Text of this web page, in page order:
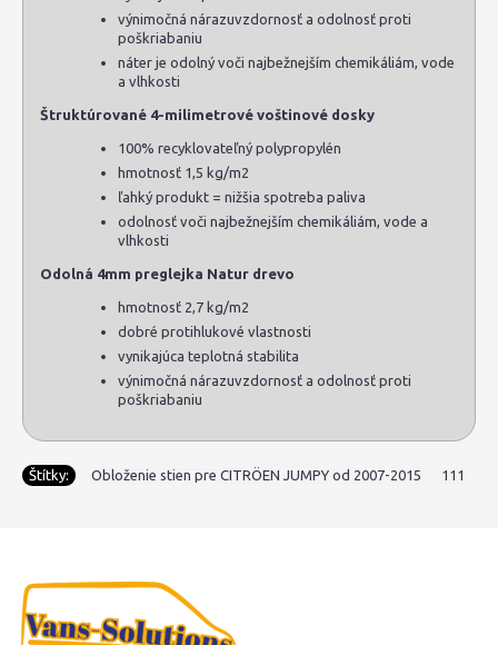
výnimočná nárazuvzdornosť a odolnosť proti
poškriabaniu
náter je odolný voči najbežnejším chemikáliám, vode
a vlhkosti
Štruktúrované 4-milimetrové voštinové dosky
100% recyklovateľný polypropylén
hmotnosť 1,5 kg/m2
ľahký produkt = nižšia spotreba paliva
odolnosť voči najbežnejším chemikáliám, vode a
vlhkosti
Odolná 4mm preglejka Natur drevo
hmotnosť 2,7 kg/m2
dobré protihlukové vlastnosti
vynikajúca teplotná stabilita
výnimočná nárazuvzdornosť a odolnosť proti
poškriabaniu
Štítky: Obloženie stien pre CITRÖEN JUMPY od 2007-2015 111